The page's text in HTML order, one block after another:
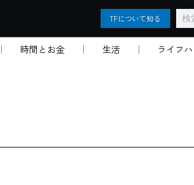
TFについて知る
検
索
時間とお金 生活 ライフ